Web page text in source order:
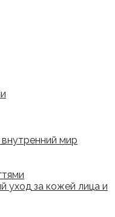
мир
уход за кожей лица и